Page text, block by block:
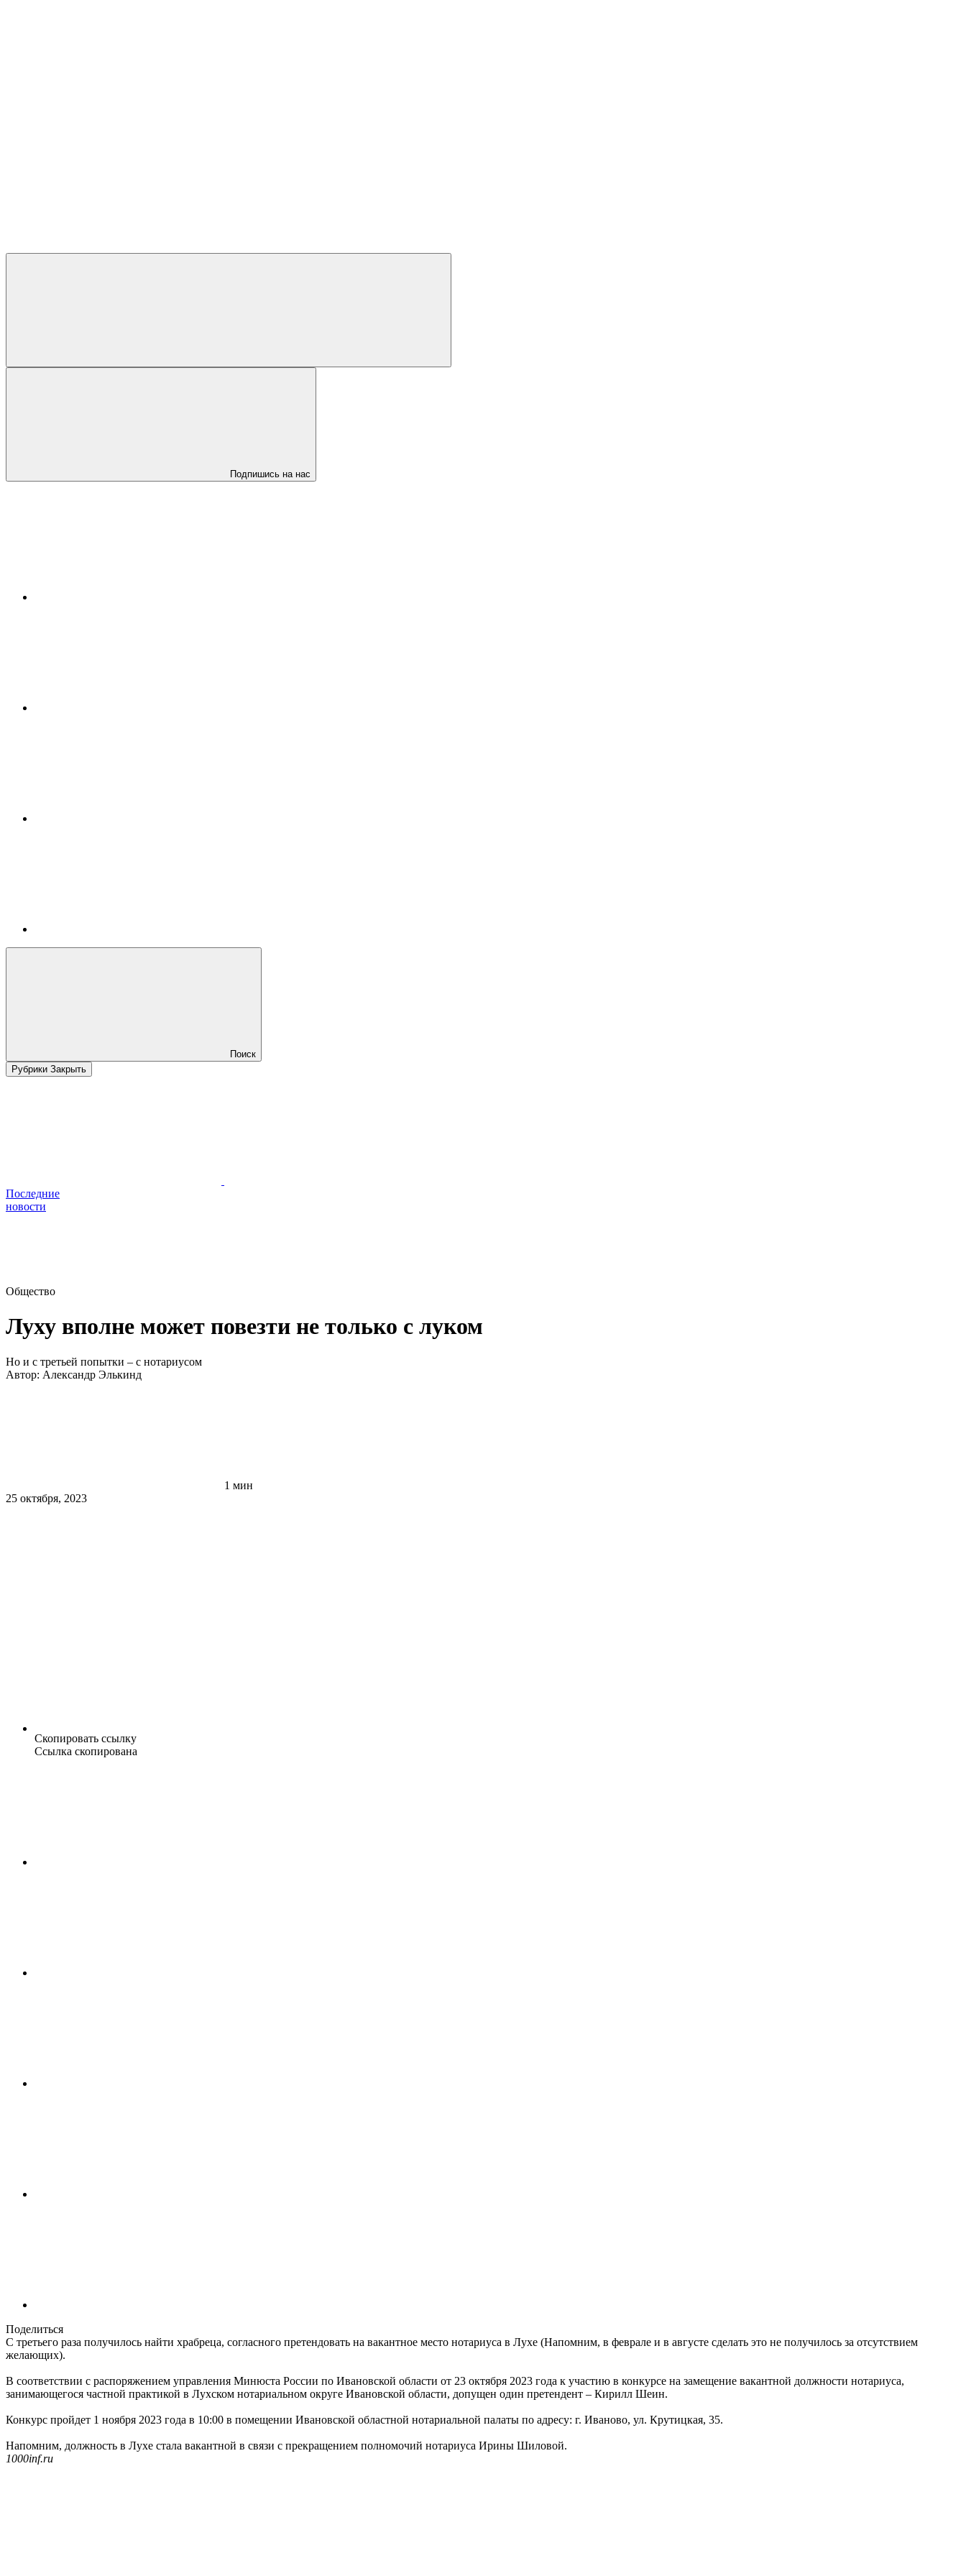
Подпишись на нас
Поиск
Рубрики Закрыть
Последние
новости
Общество
Луху вполне может повезти не только с луком
Но и с третьей попытки – с нотариусом
Автор: Александр Элькинд
1 мин
25 октября, 2023
Скопировать ссылку
Ссылка скопирована
Поделиться
С третьего раза получилось найти храбреца, согласного претендовать на вакантное место нотариуса в Лухе (Напомним, в феврале и в августе сделать это не получилось за отсутствием
желающих).
В соответствии с распоряжением управления Минюста России по Ивановской области от 23 октября 2023 года к участию в конкурсе на замещение вакантной должности нотариуса,
занимающегося частной практикой в Лухском нотариальном округе Ивановской области, допущен один претендент – Кирилл Шеин.
Конкурс пройдет 1 ноября 2023 года в 10:00 в помещении Ивановской областной нотариальной палаты по адресу: г. Иваново, ул. Крутицкая, 35.
Напомним, должность в Лухе стала вакантной в связи с прекращением полномочий нотариуса Ирины Шиловой.
1000inf.ru